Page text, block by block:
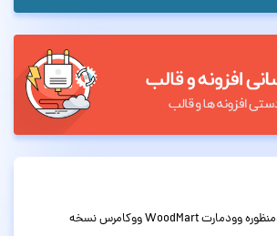
قالب فروشگاهی چندمنظوره وودمارت WoodMart ووکامرس نسخه